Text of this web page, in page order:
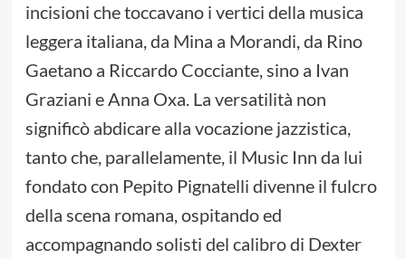
incisioni che toccavano i vertici della musica
leggera italiana, da Mina a Morandi, da Rino
Gaetano a Riccardo Cocciante, sino a Ivan
Graziani e Anna Oxa. La versatilità non
significò abdicare alla vocazione jazzistica,
tanto che, parallelamente, il Music Inn da lui
fondato con Pepito Pignatelli divenne il fulcro
della scena romana, ospitando ed
accompagnando solisti del calibro di Dexter